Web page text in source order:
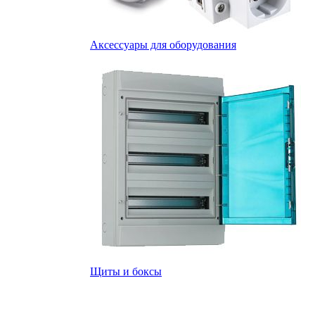
Аксессуары для оборудования
Щиты и боксы